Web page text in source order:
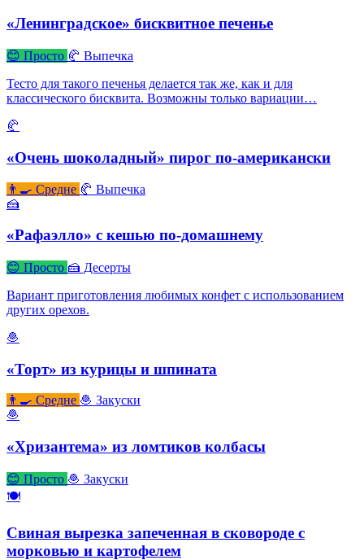
«Ленинградское» бисквитное печенье
😊 Просто 🥐 Выпечка
Тесто для такого печенья делается так же, как и для
классического бисквита. Возможны только вариации…
🥐
«Очень шоколадный» пирог по-американски
👨‍🍳 Средне 🥐 Выпечка
🍰
«Рафаэлло» с кешью по-домашнему
😊 Просто 🍰 Десерты
Вариант приготовления любимых конфет с использованием
других орехов.
🧆
«Торт» из курицы и шпината
👨‍🍳 Средне 🧆 Закуски
🧆
«Хризантема» из ломтиков колбасы
😊 Просто 🧆 Закуски
🍽
Cвиная вырезка запеченная в сковороде с
морковью и картофелем